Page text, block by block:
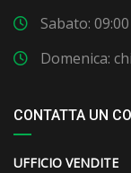
Sabato:
Domenica:
CONTATTA UN
UFFICIO VENDITE